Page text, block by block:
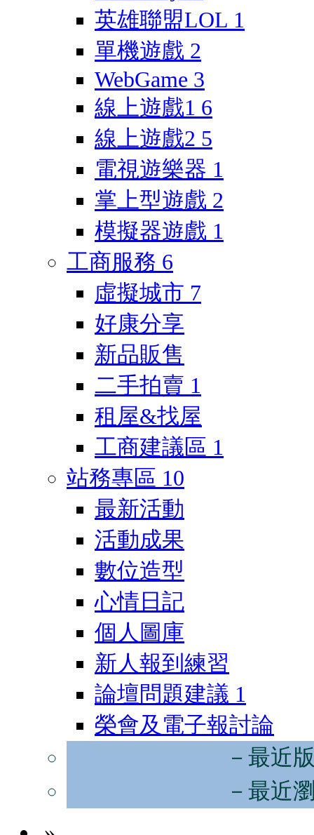
英雄聯盟LOL 1
單機遊戲 2
WebGame 3
線上遊戲1 6
線上遊戲2 5
電視遊樂器 1
掌上型遊戲 2
模擬器遊戲 1
工商服務 6
虛擬城市 7
好康分享
新品販售
二手拍賣 1
租屋&找屋
工商建議區 1
站務專區 10
最新活動
活動成果
數位造型
心情日記
個人圖庫
新人報到練習
論壇問題建議 1
榮會及電子報討論
－最近
－最近